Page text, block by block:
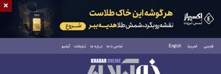
فارسی العربية English تماس با ما درباره ما تبلیغات آرشیو
یکشنبه ۱۸ مرداد ۱۴۰۵
×